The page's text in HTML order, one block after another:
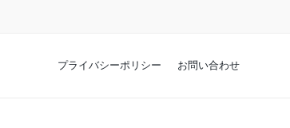
プライバシーポリシー お問い合わせ